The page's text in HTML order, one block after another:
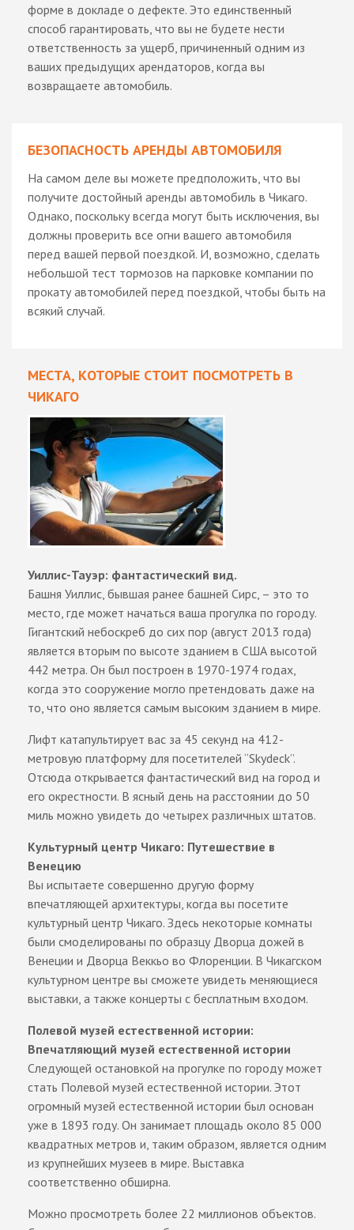
форме в докладе о дефекте. Это единственный
способ гарантировать, что вы не будете нести
ответственность за ущерб, причиненный одним из
ваших предыдущих арендаторов, когда вы
возвращаете автомобиль.
БЕЗОПАСНОСТЬ АРЕНДЫ АВТОМОБИЛЯ
На самом деле вы можете предположить, что вы
получите достойный аренды автомобиль в Чикаго.
Однако, поскольку всегда могут быть исключения, вы
должны проверить все огни вашего автомобиля
перед вашей первой поездкой. И, возможно, сделать
небольшой тест тормозов на парковке компании по
прокату автомобилей перед поездкой, чтобы быть на
всякий случай.
МЕСТА, КОТОРЫЕ СТОИТ ПОСМОТРЕТЬ В
ЧИКАГО
Уиллис-Тауэр: фантастический вид.
Башня Уиллис, бывшая ранее башней Сирс, – это то
место, где может начаться ваша прогулка по городу.
Гигантский небоскреб до сих пор (август 2013 года)
является вторым по высоте зданием в США высотой
442 метра. Он был построен в 1970-1974 годах,
когда это сооружение могло претендовать даже на
то, что оно является самым высоким зданием в мире.
Лифт катапультирует вас за 45 секунд на 412-
метровую платформу для посетителей “Skydeck”.
Отсюда открывается фантастический вид на город и
его окрестности. В ясный день на расстоянии до 50
миль можно увидеть до четырех различных штатов.
Культурный центр Чикаго: Путешествие в
Венецию
Вы испытаете совершенно другую форму
впечатляющей архитектуры, когда вы посетите
культурный центр Чикаго. Здесь некоторые комнаты
были смоделированы по образцу Дворца дожей в
Венеции и Дворца Веккьо во Флоренции. В Чикагском
культурном центре вы сможете увидеть меняющиеся
выставки, а также концерты с бесплатным входом.
Полевой музей естественной истории:
Впечатляющий музей естественной истории
Следующей остановкой на прогулке по городу может
стать Полевой музей естественной истории. Этот
огромный музей естественной истории был основан
уже в 1893 году. Он занимает площадь около 85 000
квадратных метров и, таким образом, является одним
из крупнейших музеев в мире. Выставка
соответственно обширна.
Можно просмотреть более 22 миллионов объектов.